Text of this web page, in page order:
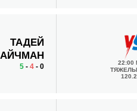
ТАДЕЙ
5- 4- 0
22:00